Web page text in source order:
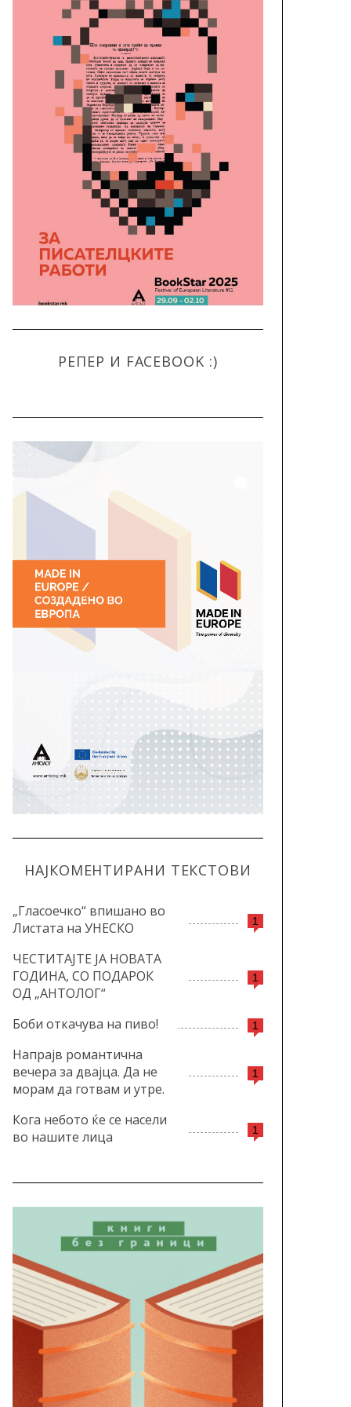
РЕПЕР И FACEBOOK :)
НАЈКОМЕНТИРАНИ ТЕКСТОВИ
1
„Гласоечко“ впишано во
Листата на УНЕСКО
1
ЧЕСТИТАЈТЕ ЈА НОВАТА
ГОДИНА, СО ПОДАРОК
ОД „АНТОЛОГ“
1
Боби откачува на пиво!
1
Напрајв романтична
вечера за двајца. Да не
морам да готвам и утре.
1
Кога небото ќе се насели
во нашите лица